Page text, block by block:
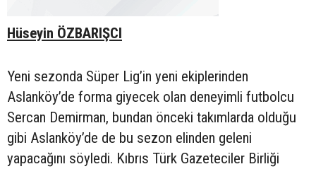
Hüseyin ÖZBARIŞCI
Yeni sezonda Süper Lig’in yeni ekiplerinden
Aslanköy’de forma giyecek olan deneyimli futbolcu
Sercan Demirman, bundan önceki takımlarda olduğu
gibi Aslanköy’de de bu sezon elinden geleni
yapacağını söyledi. Kıbrıs Türk Gazeteciler Birliği